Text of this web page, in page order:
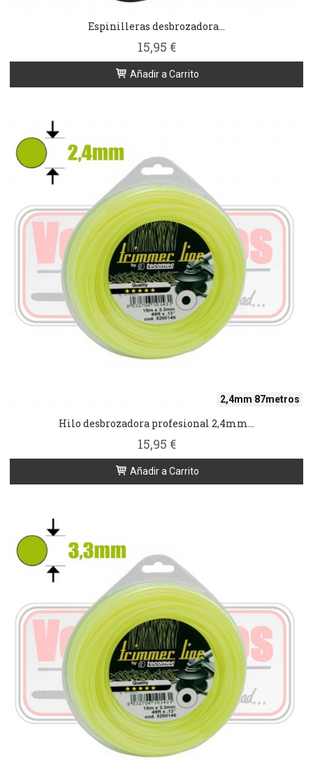
Espinilleras desbrozadora...
15,95 €
Añadir a Carrito
2,4mm 87metros
Hilo desbrozadora profesional 2,4mm...
15,95 €
Añadir a Carrito